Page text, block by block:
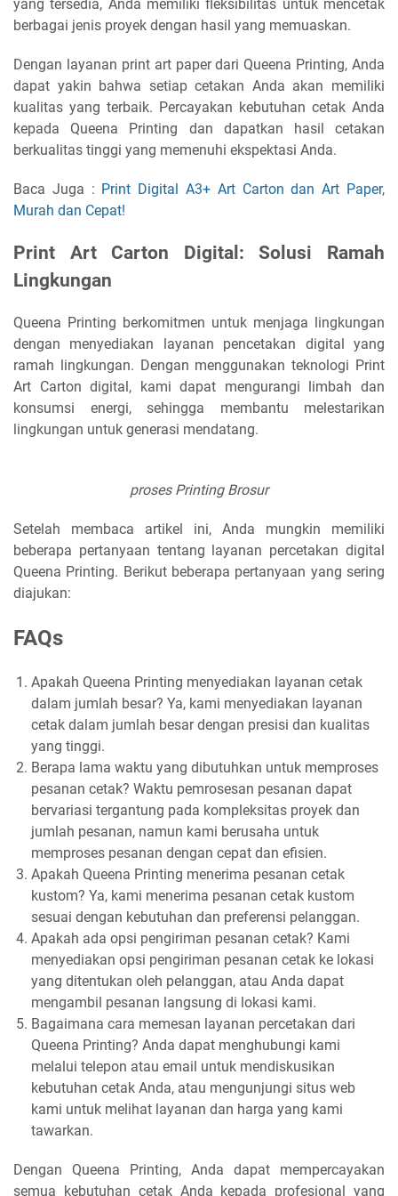
yang tersedia, Anda memiliki fleksibilitas untuk mencetak
berbagai jenis proyek dengan hasil yang memuaskan.
Dengan layanan print art paper dari Queena Printing, Anda
dapat yakin bahwa setiap cetakan Anda akan memiliki
kualitas yang terbaik. Percayakan kebutuhan cetak Anda
kepada Queena Printing dan dapatkan hasil cetakan
berkualitas tinggi yang memenuhi ekspektasi Anda.
Baca Juga : Print Digital A3+ Art Carton dan Art Paper,
Murah dan Cepat!
Print Art Carton Digital: Solusi Ramah
Lingkungan
Queena Printing berkomitmen untuk menjaga lingkungan
dengan menyediakan layanan pencetakan digital yang
ramah lingkungan. Dengan menggunakan teknologi Print
Art Carton digital, kami dapat mengurangi limbah dan
konsumsi energi, sehingga membantu melestarikan
lingkungan untuk generasi mendatang.
proses Printing Brosur
Setelah membaca artikel ini, Anda mungkin memiliki
beberapa pertanyaan tentang layanan percetakan digital
Queena Printing. Berikut beberapa pertanyaan yang sering
diajukan:
FAQs
Apakah Queena Printing menyediakan layanan cetak
dalam jumlah besar? Ya, kami menyediakan layanan
cetak dalam jumlah besar dengan presisi dan kualitas
yang tinggi.
Berapa lama waktu yang dibutuhkan untuk memproses
pesanan cetak? Waktu pemrosesan pesanan dapat
bervariasi tergantung pada kompleksitas proyek dan
jumlah pesanan, namun kami berusaha untuk
memproses pesanan dengan cepat dan efisien.
Apakah Queena Printing menerima pesanan cetak
kustom? Ya, kami menerima pesanan cetak kustom
sesuai dengan kebutuhan dan preferensi pelanggan.
Apakah ada opsi pengiriman pesanan cetak? Kami
menyediakan opsi pengiriman pesanan cetak ke lokasi
yang ditentukan oleh pelanggan, atau Anda dapat
mengambil pesanan langsung di lokasi kami.
Bagaimana cara memesan layanan percetakan dari
Queena Printing? Anda dapat menghubungi kami
melalui telepon atau email untuk mendiskusikan
kebutuhan cetak Anda, atau mengunjungi situs web
kami untuk melihat layanan dan harga yang kami
tawarkan.
Dengan Queena Printing, Anda dapat mempercayakan
semua kebutuhan cetak Anda kepada profesional yang